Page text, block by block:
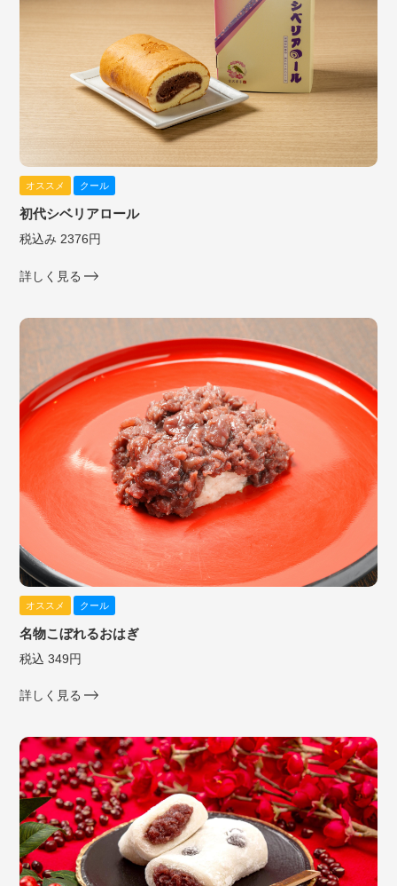
オススメ クール
初代シベリアロール
税込み 2376円
詳しく見る
オススメ クール
名物こぼれるおはぎ
税込 349円
詳しく見る